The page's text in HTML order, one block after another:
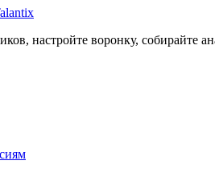
настройте воронку, собирайте